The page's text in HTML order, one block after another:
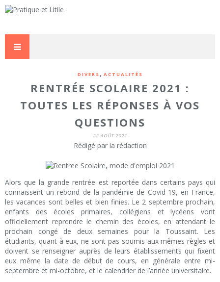
DIVERS , ACTUALITÉS
RENTRÉE SCOLAIRE 2021 :
TOUTES LES RÉPONSES À VOS
QUESTIONS
22 AOÛT 2021
Rédigé par la rédaction
Alors que la grande rentrée est reportée dans certains pays qui
connaissent un rebond de la pandémie de Covid-19, en France,
les vacances sont belles et bien finies. Le 2 septembre prochain,
enfants des écoles primaires, collégiens et lycéens vont
officiellement reprendre le chemin des écoles, en attendant le
prochain congé de deux semaines pour la Toussaint. Les
étudiants, quant à eux, ne sont pas soumis aux mêmes règles et
doivent se renseigner auprès de leurs établissements qui fixent
eux même la date de début de cours, en générale entre mi-
septembre et mi-octobre, et le calendrier de l’année universitaire.